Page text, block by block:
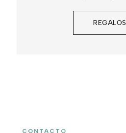
REGALOS
CONTACTO